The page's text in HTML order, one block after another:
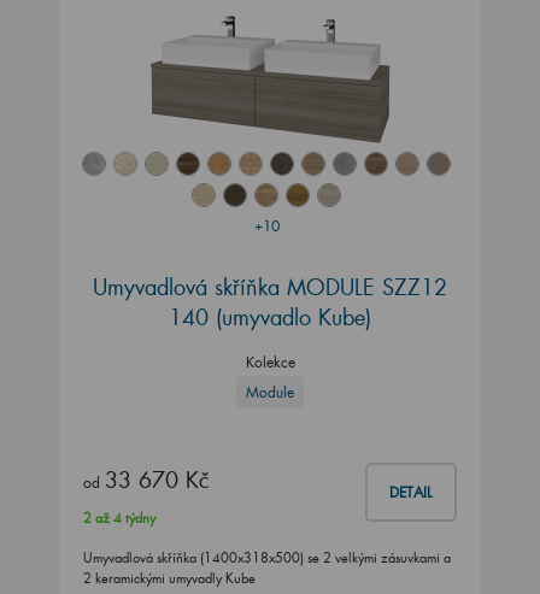
+10
Umyvadlová skříňka MODULE SZZ12
140 (umyvadlo Kube)
Kolekce
Module
od 33 670 Kč DETAIL
2 až 4 týdny
Umyvadlová skříňka (1400x318x500) se 2 velkými zásuvkami a
2 keramickými umyvadly Kube